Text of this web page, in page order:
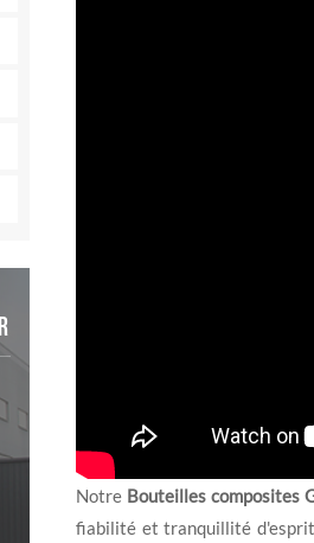
Notre Bouteilles composites
fiabilité et tranquillité